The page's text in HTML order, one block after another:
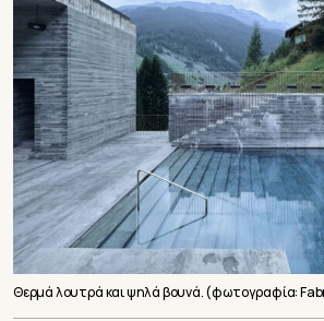
Θερμά λουτρά και ψηλά βουνά. (φωτογραφία: